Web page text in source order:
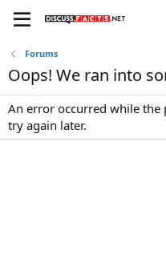
Forums
Oops! We ran into
An error occurred while the
try again later.